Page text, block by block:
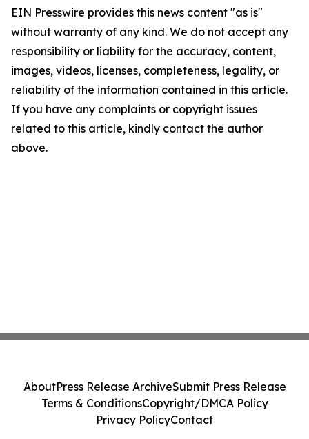
EIN Presswire provides this news content "as is"
without warranty of any kind. We do not accept any
responsibility or liability for the accuracy, content,
images, videos, licenses, completeness, legality, or
reliability of the information contained in this article.
If you have any complaints or copyright issues
related to this article, kindly contact the author
above.
AboutPress Release ArchiveSubmit Press Release
Terms & ConditionsCopyright/DMCA Policy
Privacy PolicyContact